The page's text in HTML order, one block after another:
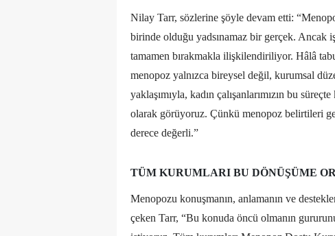
Nilay Tarr, sözlerine şöyle devam etti:
birinde olduğu yadsınamaz bir gerçek. Ancak
tamamen bırakmakla ilişkilendiriliyor. Hâlâ
menopoz yalnızca bireysel değil, kurumsal
yaklaşımıyla, kadın çalışanlarımızın bu
olarak görüyoruz. Çünkü menopoz belirtileri
derece değerli.”
TÜM KURUMLARI BU DÖNÜŞÜME
Menopozu konuşmanın, anlamanın ve
çeken Tarr, “Bu konuda öncü olmanın